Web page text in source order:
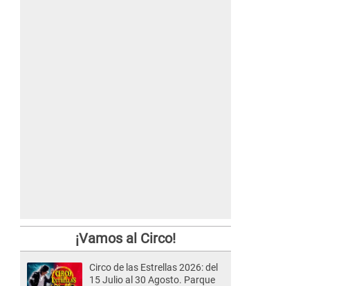
¡Vamos al Circo!
Circo de las Estrellas 2026: del
15 Julio al 30 Agosto. Parque